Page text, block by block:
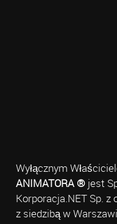
Wyłącznym
ANIMATORA ®jest
Korporacja.NET Sp. z
z siedzibą w